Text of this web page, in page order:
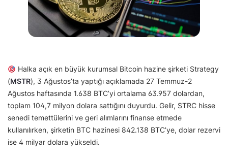
Halka açık en büyük kurumsal Bitcoin hazine şirketi Strategy
(MSTR), 3 Ağustos’ta yaptığı açıklamada 27 Temmuz-2
Ağustos haftasında 1.638 BTC’yi ortalama 63.957 dolardan,
toplam 104,7 milyon dolara sattığını duyurdu. Gelir, STRC hisse
senedi temettülerini ve geri alımlarını finanse etmede
kullanılırken, şirketin BTC hazinesi 842.138 BTC’ye, dolar rezervi
ise 4 milyar dolara yükseldi.